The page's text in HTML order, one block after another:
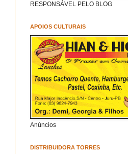
RESPONSÁVEL PELO BLOG
APOIOS CULTURAIS
Anúncios
DISTRIBUIDORA TORRES